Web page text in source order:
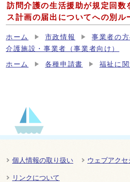
訪問介護の生活援助が規定回数
ス計画の届出についてへの別ル
ホーム 市政情報
事業者の
介護施設・事業者（事業者向け）
ホーム 各種申請書 福祉に
個人情報の取り扱い ウェブアクセ
リンクについて